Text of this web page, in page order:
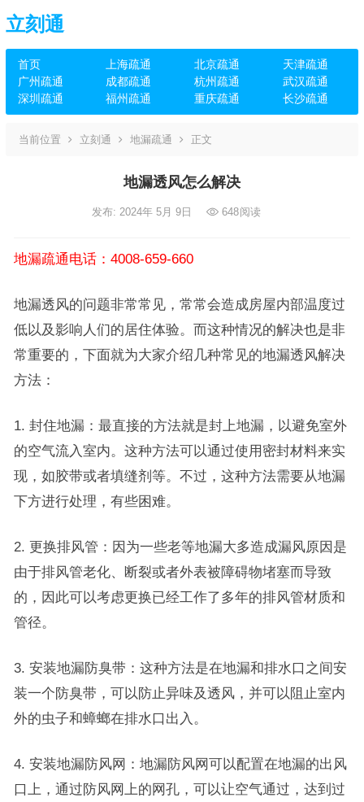
立刻通
首页 上海疏通 北京疏通
天津疏通
广州疏通
成都疏通 杭州疏通
武汉疏通
深圳疏通
福州疏通 重庆疏通 长沙疏通
当前位置 立刻通 地漏疏通 正文
地漏透风怎么解决
发布: 2024年 5月 9日 648阅读
地漏疏通电话：4008-659-660
地漏透风的问题非常常见，常常会造成房屋内部温度过
低以及影响人们的居住体验。而这种情况的解决也是非
常重要的，下面就为大家介绍几种常见的地漏透风解决
方法：
1. 封住地漏：最直接的方法就是封上地漏，以避免室外
的空气流入室内。这种方法可以通过使用密封材料来实
现，如胶带或者填缝剂等。不过，这种方法需要从地漏
下方进行处理，有些困难。
2. 更换排风管：因为一些老等地漏大多造成漏风原因是
由于排风管老化、断裂或者外表被障碍物堵塞而导致
的，因此可以考虑更换已经工作了多年的排风管材质和
管径。
3. 安装地漏防臭带：这种方法是在地漏和排水口之间安
装一个防臭带，可以防止异味及透风，并可以阻止室内
外的虫子和蟑螂在排水口出入。
4. 安装地漏防风网：地漏防风网可以配置在地漏的出风
口上，通过防风网上的网孔，可以让空气通过，达到过